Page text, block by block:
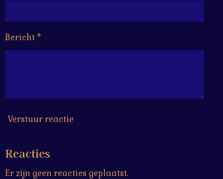
Bericht *
Verstuur reactie
Reacties
Er zijn geen reacties geplaatst.